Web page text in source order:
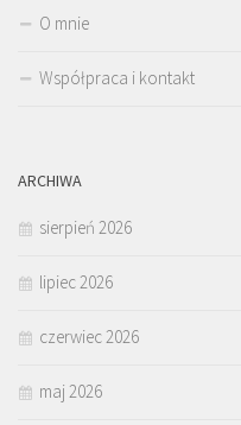
O mnie
Współpraca i kontakt
ARCHIWA
sierpień 2026
lipiec 2026
czerwiec 2026
maj 2026